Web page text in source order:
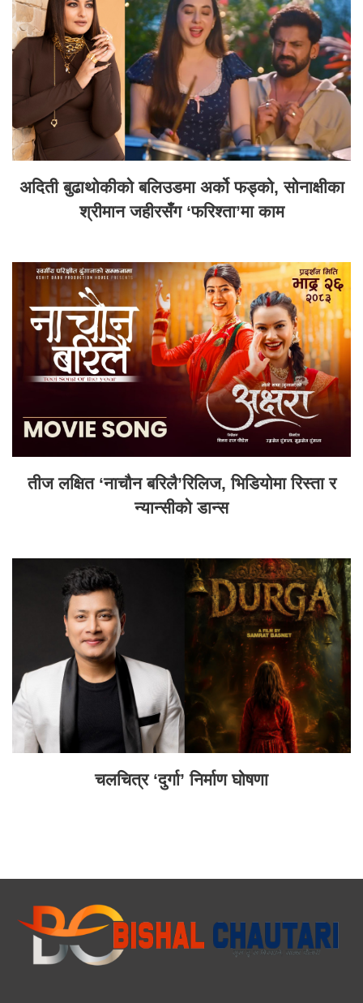
अदिती बुढाथोकीको बलिउडमा अर्को फड्को, सोनाक्षीका
श्रीमान जहीरसँग ‘फरिश्ता’मा काम
तीज लक्षित ‘नाचौन बरिलै’रिलिज, भिडियोमा रिस्ता र
न्यान्सीको डान्स
चलचित्र ‘दुर्गा’ निर्माण घोषणा